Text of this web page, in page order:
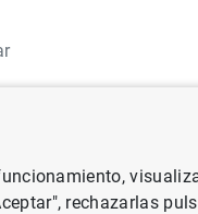
Comunicado del
rechazarlas